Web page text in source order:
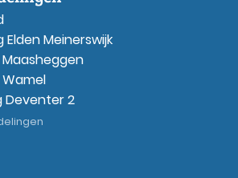
Meinerswijk
Deventer 2